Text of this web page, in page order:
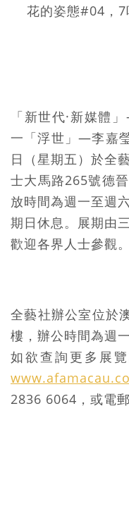
花的姿態#04，
「新世代·新媒體
一「浮世」—李嘉
日（星期五）於全
士大馬路265號德
放時間為週一至週
期日休息。展期由
歡迎各界人士參觀。
全藝社辦公室位於
樓，辦公時間為週
如欲查詢更多展
2836 6064，或電